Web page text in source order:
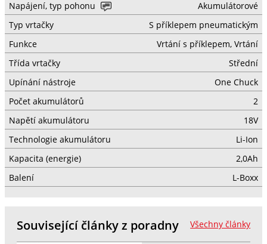
Napájení, typ pohonu
Akumulátorové
Typ vrtačky
S příklepem pneumatickým
Funkce
Vrtání s příklepem, Vrtání
Třída vrtačky
Střední
Upínání nástroje
One Chuck
Počet akumulátorů
2
Napětí akumulátoru
18V
Technologie akumulátoru
Li-Ion
Kapacita (energie)
2,0Ah
Balení
L-Boxx
Všechny články
Související články z poradny